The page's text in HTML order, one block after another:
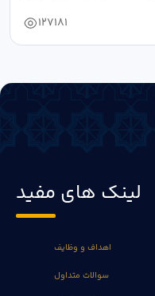
127181
لینک های مفید
اهداف و وظایف
سوالات متداول